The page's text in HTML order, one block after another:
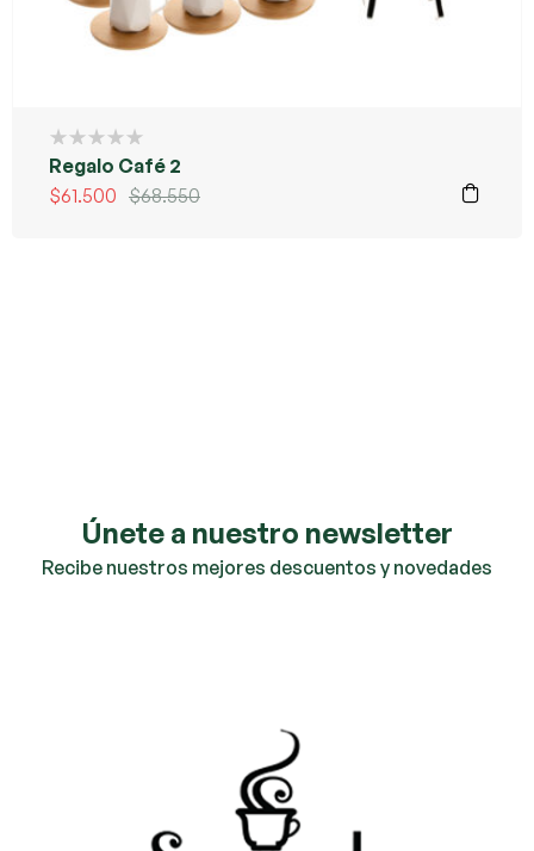
Regalo Café 2
$68.550
$61.500
Únete a nuestro newsletter
Recibe nuestros mejores descuentos y novedades